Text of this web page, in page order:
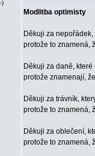
Modlitba optimisty
Děkuji za
protože to znamená,
Děkuji za daně, které
protože znamenají,
Děkuji za trávník,
protože to znamená,
Děkuji za oblečení,
protože to znamená,